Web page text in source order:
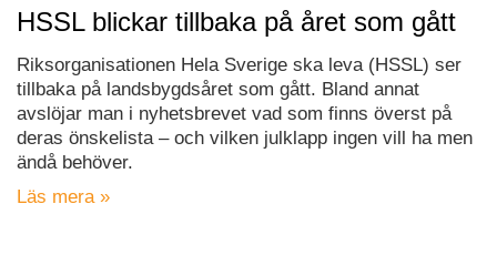
HSSL blickar tillbaka på året som gått
Riksorganisationen Hela Sverige ska leva (HSSL) ser
tillbaka på landsbygdsåret som gått. Bland annat
avslöjar man i nyhetsbrevet vad som finns överst på
deras önskelista – och vilken julklapp ingen vill ha men
ändå behöver.
Läs mera »